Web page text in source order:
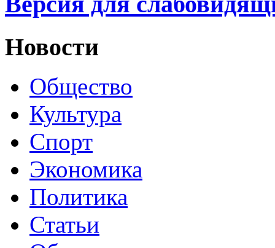
Новости
Общество
Культура
Спорт
Экономика
Политика
Статьи